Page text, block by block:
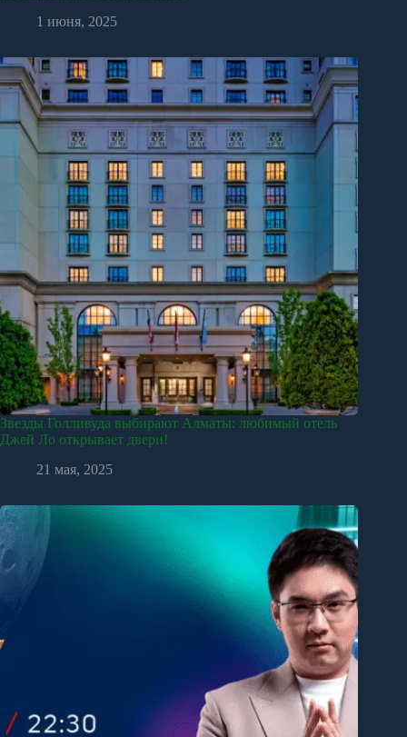
1 июня, 2025
Звезды Голливуда выбирают Алматы: любимый отель
Джей Ло открывает двери!
21 мая, 2025